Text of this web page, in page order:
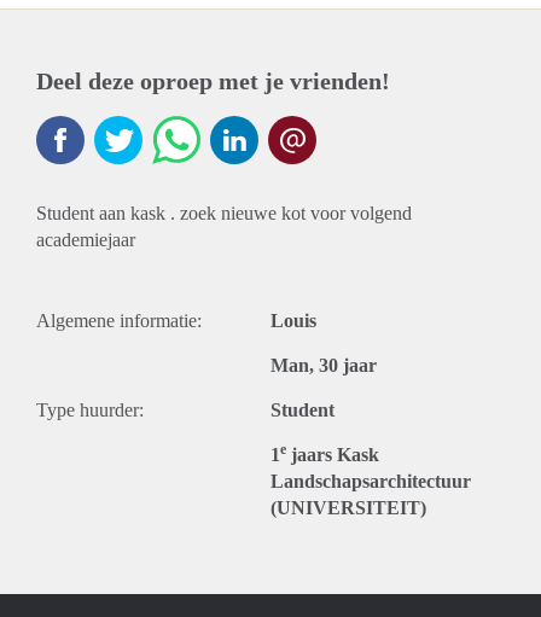
Deel deze oproep met je vrienden!
Student aan kask . zoek nieuwe kot voor volgend
academiejaar
Algemene informatie: Louis
Man, 30 jaar
Type huurder: Student
1e jaars Kask
Landschapsarchitectuur
(UNIVERSITEIT)